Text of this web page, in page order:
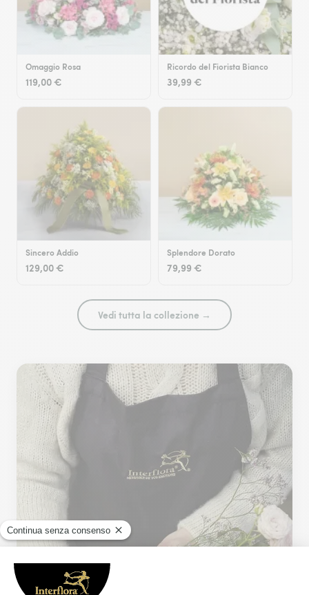
Omaggio Rosa
119,00 €
Ricordo del Fiorista Bianco
39,99 €
Sincero Addio
129,00 €
Splendore Dorato
79,99 €
Vedi tutta la collezione →